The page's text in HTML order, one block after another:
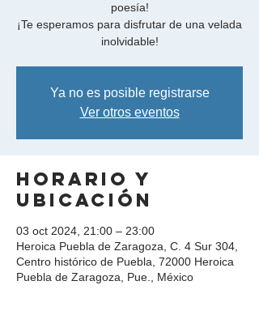
poesía!
¡Te esperamos para disfrutar de una velada
Ya no es posible registrarse
Ver otros eventos
Horario y
ubicación
03 oct 2024, 21:00 – 23:00
Heroica Puebla de Zaragoza, C. 4 Sur 304,
Centro histórico de Puebla, 72000 Heroica
Puebla de Zaragoza, Pue., México